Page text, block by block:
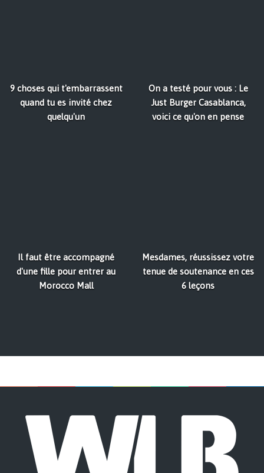
9 choses qui t'embarrassent
quand tu es invité chez
quelqu'un
On a testé pour vous : Le
Just Burger Casablanca,
voici ce qu'on en pense
Il faut être accompagné
d'une fille pour entrer au
Morocco Mall
Mesdames, réussissez votre
tenue de soutenance en ces
6 leçons